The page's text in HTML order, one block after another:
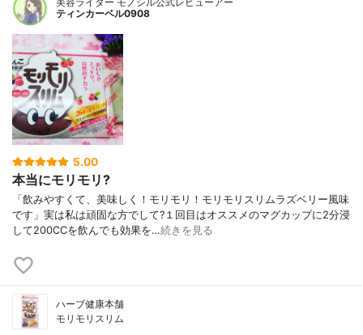
ティンカーベル0908
5.00
本当にモリモリ?
「飲みやすくて、美味しく！モリモリ！モリモリスリムラズベリー風味
です」実は私は頑固な方でして?１回目はオススメのマグカップに2分浸
して200CCを飲んでも効果を…続きを見る
ハーブ健康本舗
モリモリスリム